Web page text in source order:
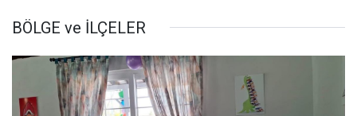
BÖLGE ve İLÇELER